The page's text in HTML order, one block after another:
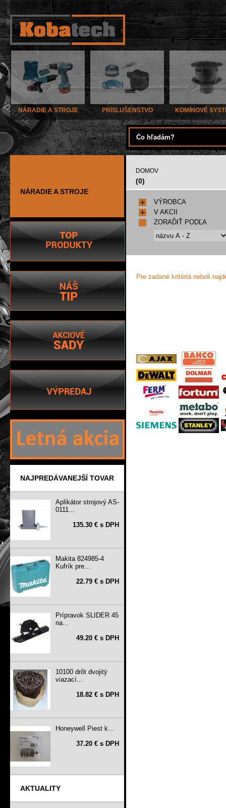
NÁRADIE A STROJE PRÍSLUŠENSTVO KOMÍNOVÉ
NÁRADIE A STROJE
NAJPREDÁVANEJŠÍ TOVAR
Aplikátor strojový AS-
0111...
135.30 € s DPH
Makita 824985-4
Kufrík pre...
22.79 € s DPH
Prípravok SLIDER 45
na...
49.20 € s DPH
10100 drôt dvojitý
viazací...
18.82 € s DPH
Honeywell Piest k...
37.20 € s DPH
AKTUALITY
DOMOV
(0)
VÝROBCA
V AKCII
ZORAĎIŤ PODĽA
Pre zadané kritériá neboli